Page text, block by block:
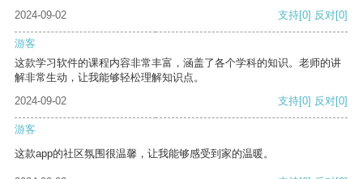
2024-09-02 支持[0] 反对[0]
游客
这款学习软件的课程内容非常丰富，涵盖了各个学科的知识。老师的讲
解非常生动，让我能够轻松理解知识点。
2024-09-02
支持[0] 反对[0]
游客
这款app的社区氛围很温馨，让我能够感受到家的温暖。